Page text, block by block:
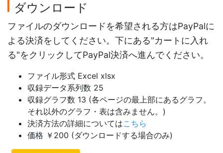
ダウンロード
ファイルのダウンロードを希望される方はPayPalに
よる決済をしてください。下にある"カートに入れ
る"をクリックしてPayPal決済へ進んでください。
ファイル形式 Excel xlsx
収録データ系列数 25
収録グラフ数 13 (各ページの最上部にあるグラフ。
それ以外のグラフ・表は含みません。)
決済方法の詳細についてはこちら
価格 ￥200 (ダウンロードする場合のみ)